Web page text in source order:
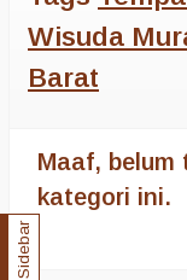
Wisuda
Barat
Maaf, belum
kategori ini.
Sidebar